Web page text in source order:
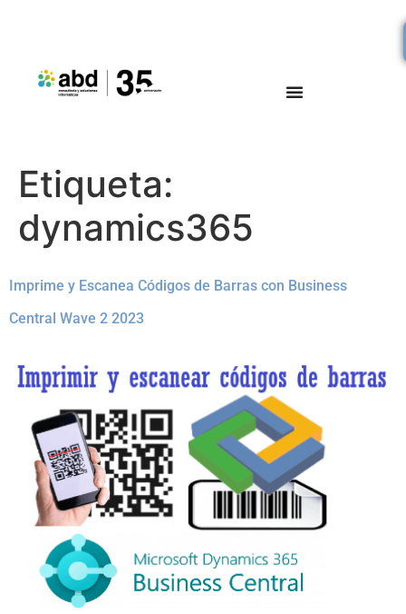
Etiqueta:
dynamics365
Imprime y Escanea Códigos de Barras con Business
Central Wave 2 2023